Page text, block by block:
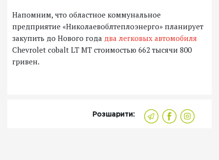
Напомним, что областное коммунальное
предприятие «Николаевоблтеплоэнерго» планирует
закупить до Нового года два легковых автомобиля
Chevrolet cobalt LT MT стоимостью 662 тысячи 800
гривен.
Розшарити: